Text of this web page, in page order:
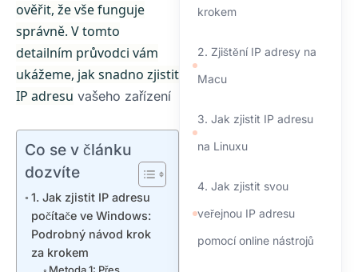
ověřit, že vše funguje
správně. V tomto
detailním průvodci vám
ukážeme, jak snadno zjistit
IP adresu vašeho zařízení
Co se v článku
dozvíte
1. Jak zjistit IP adresu
počítače ve Windows:
Podrobný návod krok
za krokem
krokem
2. Zjištění IP adresy na
Macu
3. Jak zjistit IP adresu
na Linuxu
4. Jak zjistit svou
veřejnou IP adresu
pomocí online nástrojů